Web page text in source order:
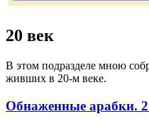
20 век
В этом подразделе мною
живших в 20-м веке.
Обнаженные арабки.